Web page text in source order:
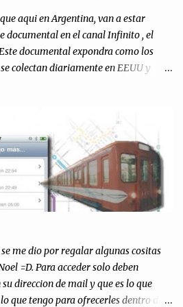
grabamos el semanario es, para mi
logro sin precedentes. Sinceram...
aqui en Argentina, van a estar
documental en el canal Infinito , el
documental expondra como los
colectan diariamente en EEUU y
produciendo lo que los
de la Edad Cibernetica". La
de diciembre a las 21:00 hs. Me
creo que lo pueda ver por la hora, asi
en sus manos...
me dio por regalar algunas cositas
=D. Para acceder solo deben
direccion de mail y que es lo que
que tengo para ofrecerles dentro de